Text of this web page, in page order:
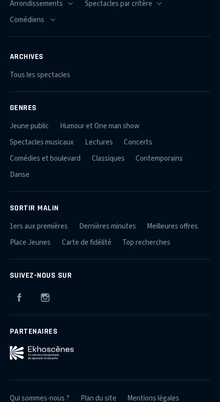
ARCHIVES
Tous les spectacles
GENRES
Jeune public
Humour et One man show
Spectacles musicaux
Lectures
Concerts
Comédies et boulevard
Classiques
Contemporains
Danse
SORTIR MALIN
1ers aux premières Dernières minutes
Meilleures offres
Place Jeunes
Carte de fidélité Top recherches
SUIVEZ-NOUS SUR
Facebook
PARTENAIRES
Qui sommes-nous ? Plan du site Mentions légales